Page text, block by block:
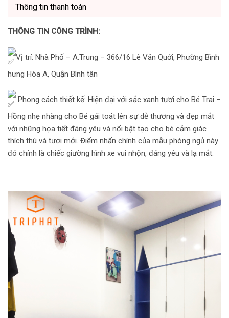
Thông tin thanh toán
THÔNG TIN CÔNG TRÌNH:
Vị trí: Nhà Phố – A.Trung – 366/16 Lê Văn Quới, Phường Bình
hưng Hòa A, Quận Bình tân
Phong cách thiết kế: Hiện đại với sắc xanh tươi cho Bé Trai –
Hồng nhẹ nhàng cho Bé gái toát lên sự dễ thương và đẹp mắt
với những họa tiết đáng yêu và nổi bật tạo cho bé cảm giác
thích thú và tươi mới. Điểm nhấn chính của mẫu phòng ngủ này
đó chính là chiếc giường hình xe vui nhộn, đáng yêu và lạ mắt.